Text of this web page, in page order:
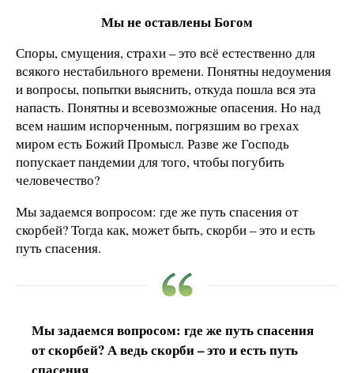
Мы не оставлены Богом
Споры, смущения, страхи – это всё естественно для
всякого нестабильного времени. Понятны недоумения
и вопросы, попытки выяснить, откуда пошла вся эта
напасть. Понятны и всевозможные опасения. Но над
всем нашим испорченным, погрязшим во грехах
миром есть Божий Промысл. Разве же Господь
попускает пандемии для того, чтобы погубить
человечество?
Мы задаемся вопросом: где же путь спасения от
скорбей? Тогда как, может быть, скорби – это и есть
путь спасения.
Мы задаемся вопросом: где же путь спасения
от скорбей? А ведь скорби – это и есть путь